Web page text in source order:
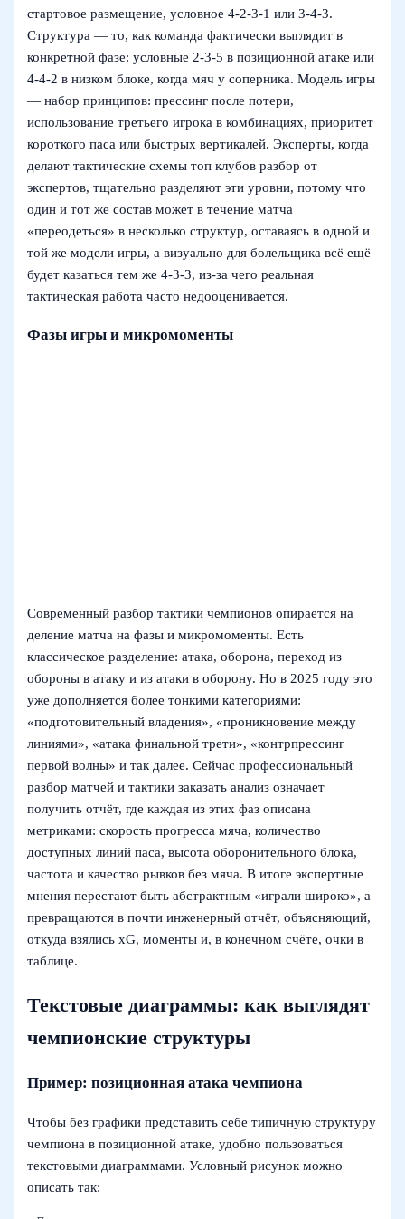
стартовое размещение, условное 4-2-3-1 или 3-4-3.
Структура — то, как команда фактически выглядит в
конкретной фазе: условные 2-3-5 в позиционной атаке или
4-4-2 в низком блоке, когда мяч у соперника. Модель игры
— набор принципов: прессинг после потери,
использование третьего игрока в комбинациях, приоритет
короткого паса или быстрых вертикалей. Эксперты, когда
делают тактические схемы топ клубов разбор от
экспертов, тщательно разделяют эти уровни, потому что
один и тот же состав может в течение матча
«переодеться» в несколько структур, оставаясь в одной и
той же модели игры, а визуально для болельщика всё ещё
будет казаться тем же 4-3-3, из-за чего реальная
тактическая работа часто недооценивается.
Фазы игры и микромоменты
Современный разбор тактики чемпионов опирается на
деление матча на фазы и микромоменты. Есть
классическое разделение: атака, оборона, переход из
обороны в атаку и из атаки в оборону. Но в 2025 году это
уже дополняется более тонкими категориями:
«подготовительный владения», «проникновение между
линиями», «атака финальной трети», «контрпрессинг
первой волны» и так далее. Сейчас профессиональный
разбор матчей и тактики заказать анализ означает
получить отчёт, где каждая из этих фаз описана
метриками: скорость прогресса мяча, количество
доступных линий паса, высота оборонительного блока,
частота и качество рывков без мяча. В итоге экспертные
мнения перестают быть абстрактным «играли широко», а
превращаются в почти инженерный отчёт, объясняющий,
откуда взялись xG, моменты и, в конечном счёте, очки в
таблице.
Текстовые диаграммы: как выглядят
чемпионские структуры
Пример: позиционная атака чемпиона
Чтобы без графики представить себе типичную структуру
чемпиона в позиционной атаке, удобно пользоваться
текстовыми диаграммами. Условный рисунок можно
описать так: